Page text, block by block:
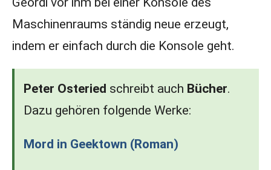
Maschinenraums ständig neue erzeugt,
indem er einfach durch die Konsole geht.
Peter Osteried schreibt auch Bücher.
Dazu gehören folgende Werke:
Mord in Geektown (Roman)